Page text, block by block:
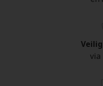
via